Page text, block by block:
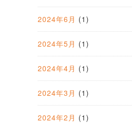
2024年6月 (1)
2024年5月 (1)
2024年4月 (1)
2024年3月 (1)
2024年2月 (1)